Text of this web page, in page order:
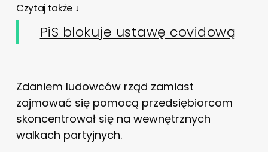
Czytaj także ↓
PiS blokuje ustawę covidową
Zdaniem ludowców rząd zamiast
zajmować się pomocą przedsiębiorcom
skoncentrował się na wewnętrznych
walkach partyjnych.